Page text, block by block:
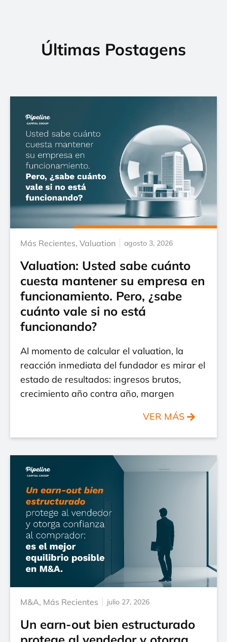
Últimas Postagens
Más Recientes, Valuation agosto 3, 2026
Valuation: Usted sabe cuánto
cuesta mantener su empresa en
funcionamiento. Pero, ¿sabe
cuánto vale si no está
funcionando?
Al momento de calcular el valuation, la
reacción inmediata del fundador es mirar el
estado de resultados: ingresos brutos,
crecimiento año contra año, margen
VER MÁS
M&A, Más Recientes julio 27, 2026
Un earn-out bien estructurado